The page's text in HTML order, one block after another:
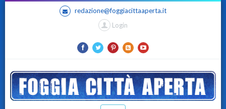
redazione@foggiacittaaperta.it
Login